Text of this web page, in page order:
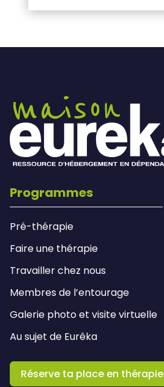
Programmes
Pré-thérapie
Faire une thérapie
Travailler chez nous
Membres de l’entourage
Galerie photo et visite virtuelle
Au sujet de Eurêka
Réserve ta place en thérapie